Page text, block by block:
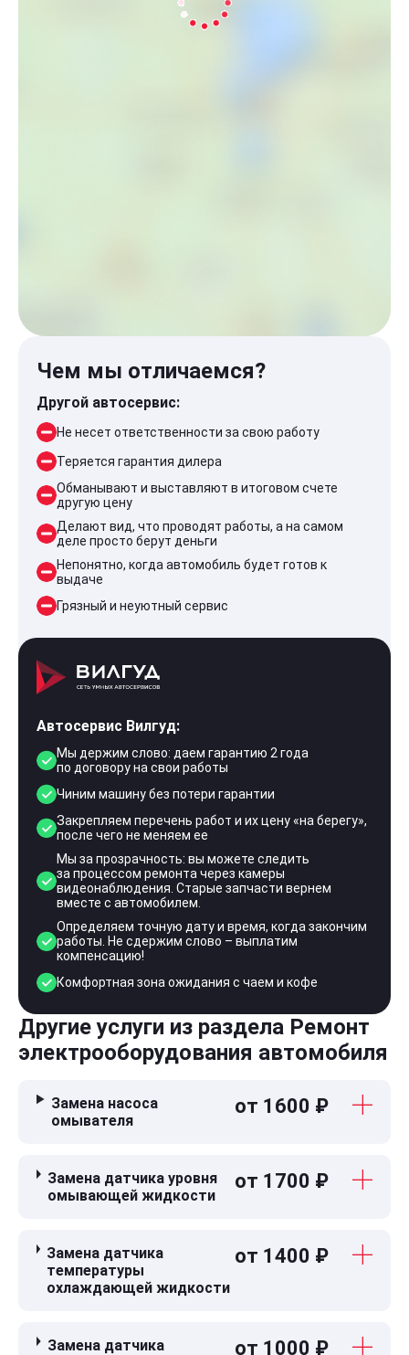
Чем мы отличаемся?
Другой автосервис:
Не несет ответственности за свою работу
Теряется гарантия дилера
Обманывают и выставляют в итоговом счете
другую цену
Делают вид, что проводят работы, а на самом
деле просто берут деньги
Непонятно, когда автомобиль будет готов к
выдаче
Грязный и неуютный сервис
Автосервис Вилгуд:
Мы держим слово: даем гарантию 2 года
по договору на свои работы
Чиним машину без потери гарантии
Закрепляем перечень работ и их цену «на берегу»,
после чего не меняем ее
Мы за прозрачность: вы можете следить
за процессом ремонта через камеры
видеонаблюдения. Старые запчасти вернем
вместе с автомобилем.
Определяем точную дату и время, когда закончим
работы. Не сдержим слово – выплатим
компенсацию!
Комфортная зона ожидания с чаем и кофе
Другие услуги из раздела Ремонт
электрооборудования автомобиля
Замена насоса
омывателя
от 1600 ₽
Замена датчика уровня
омывающей жидкости
от 1700 ₽
Замена датчика
температуры
охлаждающей жидкости
от 1400 ₽
Замена датчика
от 1000 ₽